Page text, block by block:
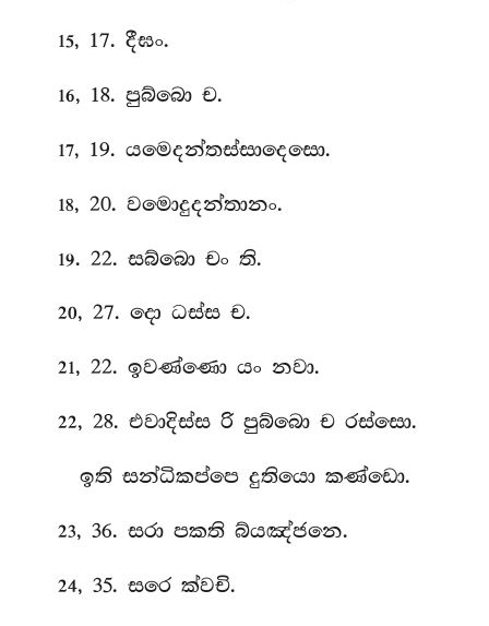
15, 17. දීඝං.
16, 18. පුබ්බො ච.
17, 19. යමෙදන්තස්සාදෙසො.
18, 20. වමොදුදන්තානං.
19. 22. සබ්බො චං ති.
20, 27. දො ධස්ස ච.
21, 22. ඉවණ්ණො යං නවා.
22, 28. එවාදිස්ස රි පුබ්බො ච රස්සො.
ඉති සන්ධිකප්පෙ දුතියො කණ්ඩො.
23, 36. සරා පකති බ්යඤ්ජනෙ.
24, 35. සරෙ ක්වචි.